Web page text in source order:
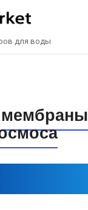
для воды
мембраны